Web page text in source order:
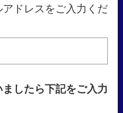
ドレスをご入力くだ
したら下記をご入力